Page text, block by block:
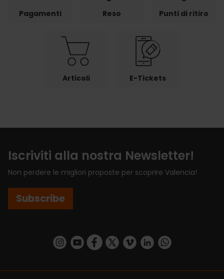
Pagamenti Reso Punti di ritiro
Articoli E-Tickets
Iscriviti alla nostra Newsletter!
Non perdere le migliori proposte per scoprire Valencia!
Subscribe
https://www.instagram.com/visit_valencia/
https://www.youtube.com/user/
https://www.facebook.com/
https://twitter.com/VisitaValencia
https://vimeo.com/
https://www.linkedin.com/company/turismo-valencia/https://api.whatsapp.com/send/